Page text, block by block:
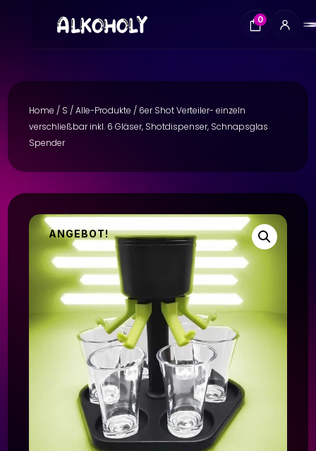
0
Home / S /Alle-Produkte / 6er Shot Verteiler- einzeln
verschließbar inkl. 6 Gläser, Shotdispenser, Schnapsglas
Spender
ANGEBOT!